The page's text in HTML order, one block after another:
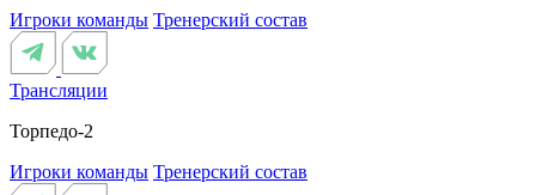
Игроки команды Тренерский состав
Трансляции
Торпедо-2
Игроки команды Тренерский состав